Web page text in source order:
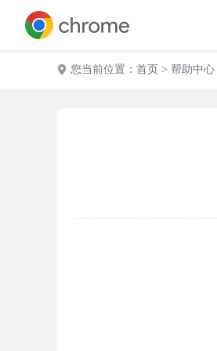
您当前位置： 首页 > 帮助中心